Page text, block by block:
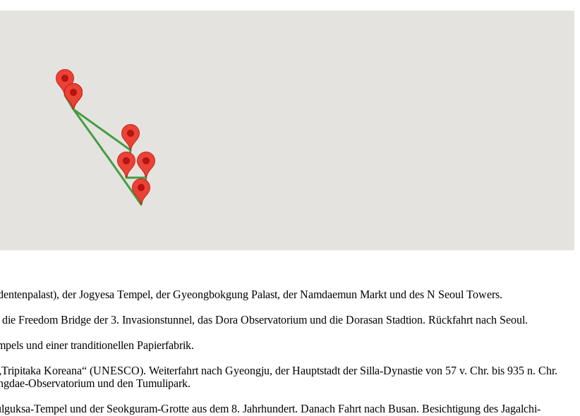
der Jogyesa Tempel, der Gyeongbokgung Palast, der Namdaemun Markt und des N Seoul Towers.
Freedom Bridge der 3. Invasionstunnel, das Dora Observatorium und die Dorasan Stadtion. Rückfahrt nach Seoul.
und einer tranditionellen Papierfabrik.
Koreana“ (UNESCO). Weiterfahrt nach Gyeongju, der Hauptstadt der Silla-Dynastie von 57 v. Chr. bis 935 n. Chr.
Observatorium und den Tumulipark.
Tempel und der Seokguram-Grotte aus dem 8. Jahrhundert. Danach Fahrt nach Busan. Besichtigung des Jagalchi-